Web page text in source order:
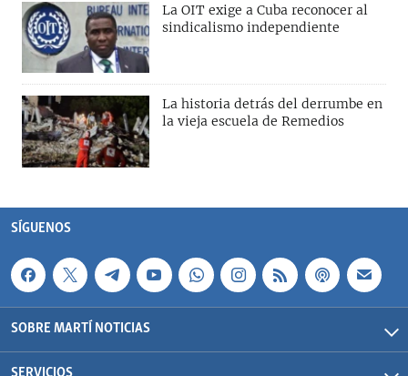
La OIT exige a Cuba reconocer al
sindicalismo independiente
La historia detrás del derrumbe en
la vieja escuela de Remedios
SÍGUENOS
SOBRE MARTÍ NOTICIAS